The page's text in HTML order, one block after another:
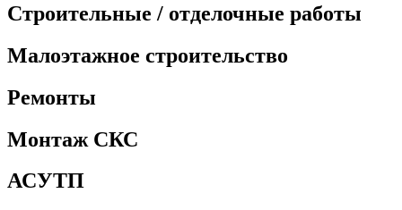
Строительные / отделочные работы
Малоэтажное строительство
Ремонты
Монтаж СКС
АСУТП